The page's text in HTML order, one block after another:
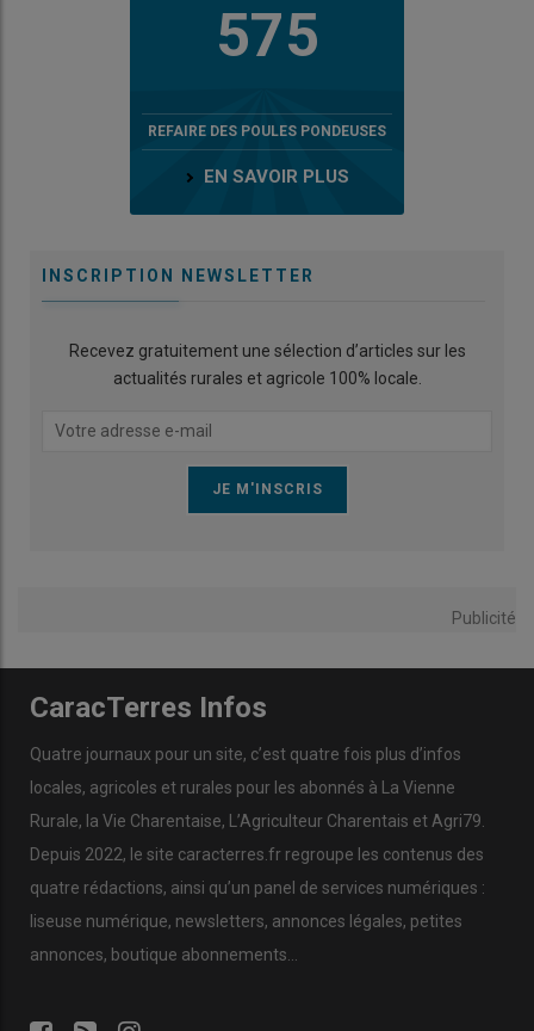
575
REFAIRE DES POULES PONDEUSES
EN SAVOIR PLUS
INSCRIPTION NEWSLETTER
Recevez gratuitement une sélection d’articles sur les
actualités rurales et agricole 100% locale.
Publicité
CaracTerres Infos
Quatre journaux pour un site, c’est quatre fois plus d’infos
locales, agricoles et rurales pour les abonnés à La Vienne
Rurale, la Vie Charentaise, L’Agriculteur Charentais et Agri79.
Depuis 2022, le site caracterres.fr regroupe les contenus des
quatre rédactions, ainsi qu’un panel de services numériques :
liseuse numérique, newsletters, annonces légales, petites
annonces, boutique abonnements…